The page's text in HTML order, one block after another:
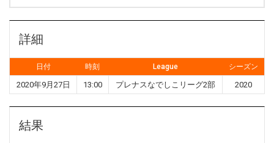
詳細
日付 時刻 League シーズン
2020年9月27日 13:00 プレナスなでしこリーグ2部 2020
結果